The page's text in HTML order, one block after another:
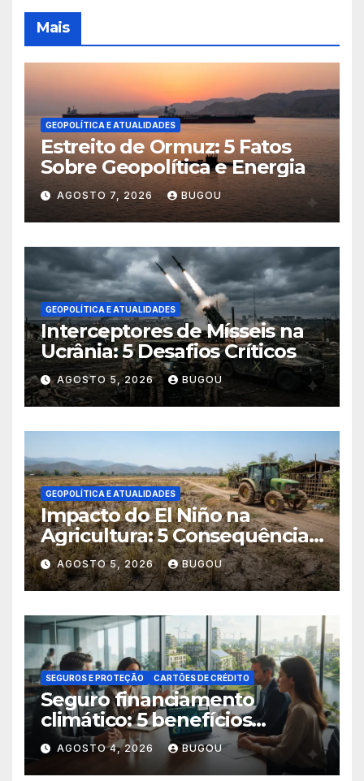
Mais
GEOPOLÍTICA E ATUALIDADES
Estreito de Ormuz: 5 Fatos
Sobre Geopolítica e Energia
AGOSTO 7, 2026 BUGOU
GEOPOLÍTICA E ATUALIDADES
Interceptores de Mísseis na
Ucrânia: 5 Desafios Críticos
AGOSTO 5, 2026 BUGOU
GEOPOLÍTICA E ATUALIDADES
Impacto do El Niño na
Agricultura: 5 Consequências
Críticas
AGOSTO 5, 2026 BUGOU
SEGUROS E PROTEÇÃO CARTÕES DE CRÉDITO
Seguro financiamento
climático: 5 benefícios
essenciais
AGOSTO 4, 2026 BUGOU